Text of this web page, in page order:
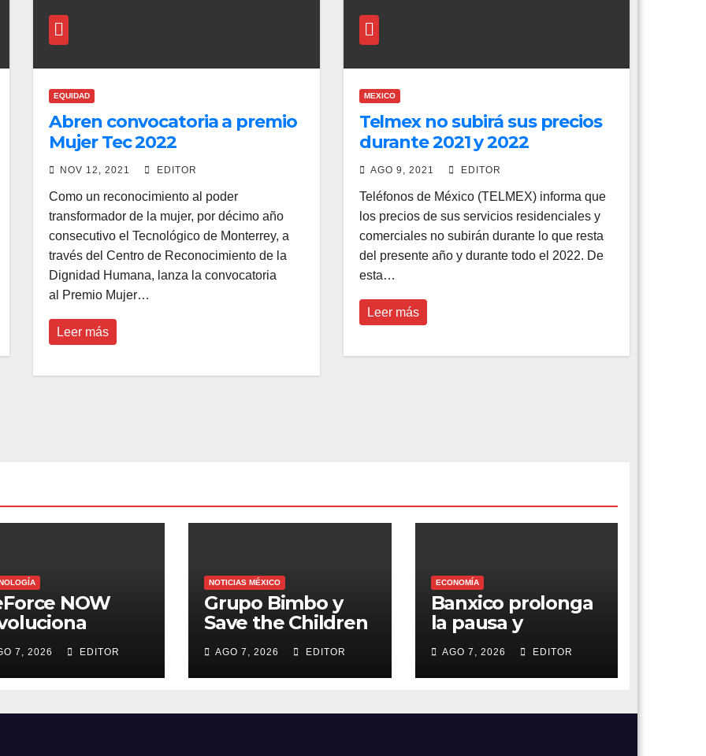
EQUIDAD
Abren convocatoria a premio
Mujer Tec 2022
NOV 12, 2021 EDITOR
Como un reconocimiento al poder
transformador de la mujer, por décimo año
consecutivo el Tecnológico de Monterrey, a
través del Centro de Reconocimiento de la
Dignidad Humana, lanza la convocatoria
al Premio Mujer…
Leer más
MEXICO
Telmex no subirá sus precios
durante 2021 y 2022
AGO 9, 2021 EDITOR
Teléfonos de México (TELMEX) informa que
los precios de sus servicios residenciales y
comerciales no subirán durante lo que resta
del presente año y durante todo el 2022. De
esta…
Leer más
NOW
juegos
7, 2026 EDITOR
NOTICIAS MÉXICO
Grupo Bimbo y
Save the Children
para apoyar a
damnificados de
AGO 7, 2026 EDITOR
ECONOMÍA
Banxico prolonga
la pausa y
en la inflación
AGO 7, 2026 EDITOR